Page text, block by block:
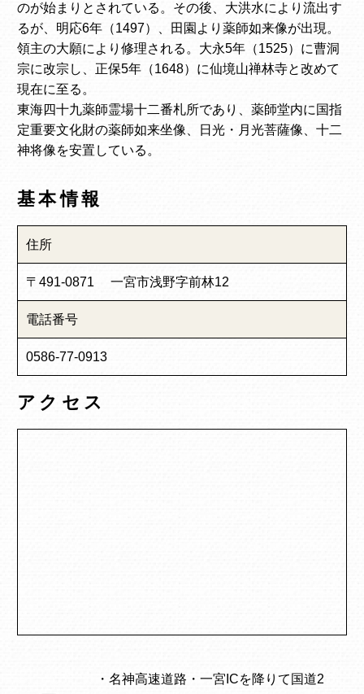
のが始まりとされている。その後、大洪水により流出す
るが、明応6年（1497）、田園より薬師如来像が出現。
領主の大願により修理される。大永5年（1525）に曹洞
宗に改宗し、正保5年（1648）に仙境山禅林寺と改めて
現在に至る。
東海四十九薬師霊場十二番札所であり、薬師堂内に国指
定重要文化財の薬師如来坐像、日光・月光菩薩像、十二
神将像を安置している。
基本情報
住所
〒491-0871 一宮市浅野字前林12
電話番号
0586-77-0913
アクセス
・名神高速道路・一宮ICを降りて国道2